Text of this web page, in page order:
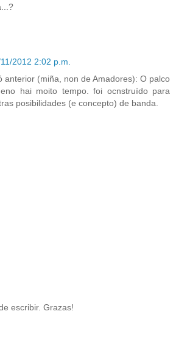
2012 2:02 p.m.
anterior (miña, non de Amadores): O palco
hai moito tempo. foi ocnstruído para
posibilidades (e concepto) de banda.
escribir. Grazas!